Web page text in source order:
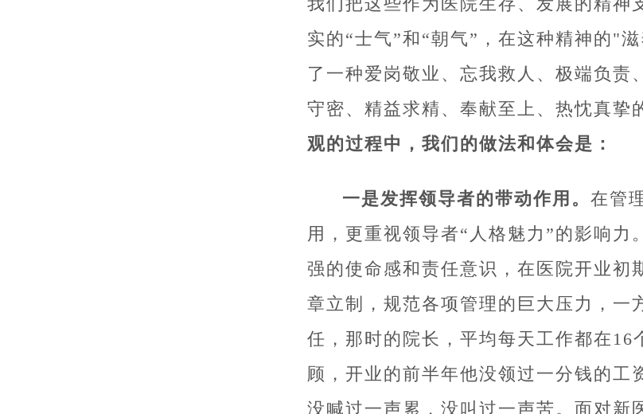
实的“士气”和“朝气”，在这种精神的"
了一种爱岗敬业、忘我救人、极端负责
守密、精益求精、奉献至上、热忱真挚
观的过程中，我们的做法和体会是：
一是发挥领导者的带动作用。 在管
用，更重视领导者“人格魅力”的影响
强的使命感和责任意识，在医院开业初
章立制，规范各项管理的巨大压力，一
任，那时的院长，平均每天工作都在
顾，开业的前半年他没领过一分钱的工
没喊过一声累，没叫过一声苦。面对新